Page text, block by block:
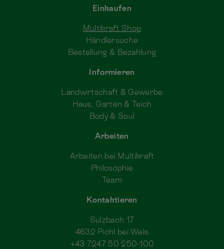
Einkaufen
Multikraft Shop
Händlersuche
Bestellung & Bezahlung
Informieren
Landwirtschaft & Gewerbe
Haus, Garten & Teich
Body & Soul
Arbeiten
Arbeiten bei Multikraft
Philosophie
Team
Kontaktieren
Sulzbach 17
4632 Pichl bei Wels
+43 7247 50 250-100